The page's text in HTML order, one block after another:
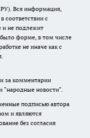
Вся информация,
соответствии с
и не подлежит
форме, в том числе
не иначе как с
за комментарии
"народные новости".
подписью автора
и являются
без согласия